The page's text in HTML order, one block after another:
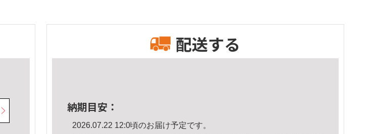
配送する
納期目安：
2026.07.22 12:0頃のお届け予定です。